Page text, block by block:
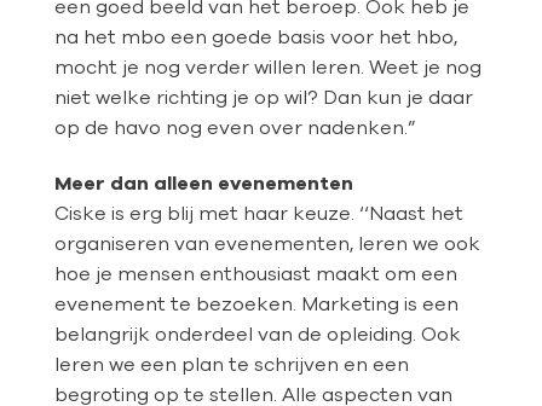
een goed beeld van het beroep. Ook heb je
na het mbo een goede basis voor het hbo,
mocht je nog verder willen leren. Weet je nog
niet welke richting je op wil? Dan kun je daar
op de havo nog even over nadenken.”
Meer dan alleen evenementen
Ciske is erg blij met haar keuze. ‘‘Naast het
organiseren van evenementen, leren we ook
hoe je mensen enthousiast maakt om een
evenement te bezoeken. Marketing is een
belangrijk onderdeel van de opleiding. Ook
leren we een plan te schrijven en een
begroting op te stellen. Alle aspecten van